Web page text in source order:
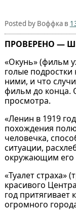
Posted by Воффка в
ПРОВЕРЕНО —
«Окунь» (фильм
голые подростки
ними, и что
фильм до конца.
просмотра.
«Ленин в 1919
похождения
человечка,
ситуации,
окружающим его
«Туалет страха»
красивого
год притягивает
огромного